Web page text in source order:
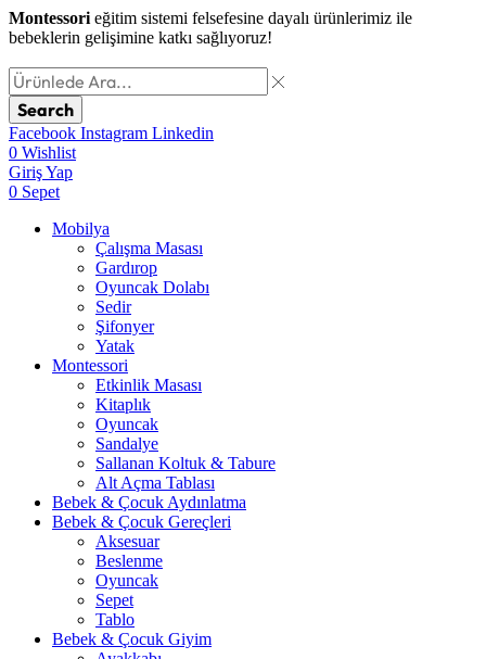
Montessori eğitim sistemi felsefesine dayalı ürünlerimiz ile
bebeklerin gelişimine katkı sağlıyoruz!
Search
Facebook Instagram Linkedin
0 Wishlist
Giriş Yap
0 Sepet
Mobilya
Çalışma Masası
Gardırop
⁠Oyuncak Dolabı
Sedir
Şifonyer
Yatak
Montessori
Etkinlik Masası
Kitaplık
Oyuncak
Sandalye
Sallanan Koltuk & Tabure
Alt Açma Tablası
Bebek & Çocuk Aydınlatma
Bebek & Çocuk Gereçleri
Aksesuar
Beslenme
Oyuncak
Sepet
Tablo
Bebek & Çocuk Giyim